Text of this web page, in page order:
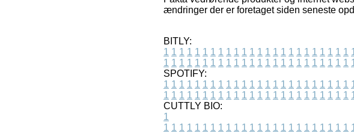
ændringer der er foretaget siden seneste
BITLY:
1 1 1 1 1 1 1 1 1 1 1 1 1 1 1 1 1 1 1 1 1 1 1 1
1 1 1 1 1 1 1 1 1 1 1 1 1 1 1 1 1 1 1 1 1 1 1 1
SPOTIFY:
1 1 1 1 1 1 1 1 1 1 1 1 1 1 1 1 1 1 1 1 1 1 1 1
1 1 1 1 1 1 1 1 1 1 1 1 1 1 1 1 1 1 1 1 1 1 1 1
CUTTLY BIO:
1
1 1 1 1 1 1 1 1 1 1 1 1 1 1 1 1 1 1 1 1 1 1 1 1